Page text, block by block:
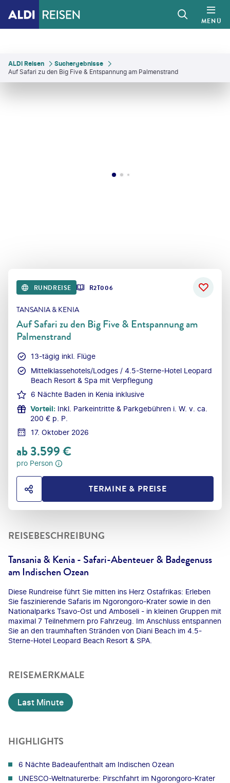
MENÜ
ALDI Reisen
Suchergebnisse
Auf Safari zu den Big Five & Entspannung am Palmenstrand
RUNDREISE R2T006
TANSANIA & KENIA
Auf Safari zu den Big Five & Entspannung am
Palmenstrand
13-tägig inkl. Flüge
Mittelklassehotels/Lodges / 4.5-Sterne-Hotel Leopard
Beach Resort & Spa mit Verpflegung
6 Nächte Baden in Kenia inklusive
Vorteil: Inkl. Parkeintritte & Parkgebühren i. W. v. ca.
200 € p. P.
17. Oktober 2026
ab3.599€
pro Person
HOTEL TEILENTERMINE & PREISE
REISEBESCHREIBUNG
Tansania & Kenia - Safari-Abenteuer & Badegenuss
am Indischen Ozean
Diese Rundreise führt Sie mitten ins Herz Ostafrikas: Erleben
Sie faszinierende Safaris im Ngorongoro-Krater sowie in den
Nationalparks Tsavo-Ost und Amboseli - in kleinen Gruppen mit
maximal 7 Teilnehmern pro Fahrzeug. Im Anschluss entspannen
Sie an den traumhaften Stränden von Diani Beach im 4.5-
Sterne-Hotel Leopard Beach Resort & SPA.
REISEMERKMALE
Last Minute
HIGHLIGHTS
6 Nächte Badeaufenthalt am Indischen Ozean
UNESCO-Weltnaturerbe: Pirschfahrt im Ngorongoro-Krater